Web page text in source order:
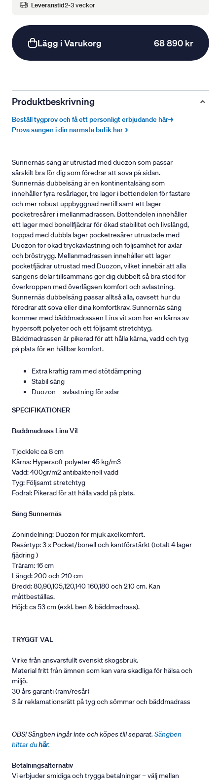
Leveranstid2-3 veckor
Lägg i Varukorg 68 890 kr
Produktbeskrivning
Beställ tygprov och få ett personligt erbjudande här→
Prova sängen i din närmsta butik här→
Sunnernäs säng är utrustad med duozon som passar
särskilt bra för dig som föredrar att sova på sidan.
Sunnernäs dubbelsäng är en kontinentalsäng som
innehåller fyra resårlager, tre lager i bottendelen för fastare
och mer robust uppbyggnad nertill samt ett lager
pocketresårer i mellanmadrassen. Bottendelen innehåller
ett lager med bonellfjädrar för ökad stabilitet och livslängd,
toppad med dubbla lager pocketresårer utrustade med
Duozon för ökad tryckavlastning och följsamhet för axlar
och bröstrygg. Mellanmadrassen innehåller ett lager
pocketfjädrar utrustad med Duozon, vilket innebär att alla
sängens delar tillsammans ger dig dubbelt så bra stöd för
överkroppen med överlägsen komfort och avlastning.
Sunnernäs dubbelsäng passar alltså alla, oavsett hur du
föredrar att sova eller dina komfortkrav. Sunnernäs säng
kommer med bäddmadrassen Lina vit som har en kärna av
hypersoft polyeter och ett följsamt stretchtyg.
Bäddmadrassen är pikerad för att hålla kärna, vadd och tyg
på plats för en hållbar komfort.
Extra kraftig ram med stötdämpning
Stabil säng
Duozon – avlastning för axlar
SPECIFIKATIONER
Bäddmadrass Lina Vit
Tjocklek: ca 8 cm
Kärna: Hypersoft polyeter 45 kg/m3
Vadd: 400gr/m2 antibakteriell vadd
Tyg: Följsamt stretchtyg
Fodral: Pikerad för att hålla vadd på plats.
Säng Sunnernäs
Zonindelning: Duozon för mjuk axelkomfort.
Resårtyp: 3 x Pocket/bonell och kantförstärkt (totalt 4 lager
fjädring )
Träram: 16 cm
Längd: 200 och 210 cm
Bredd: 80,90,105,120,140 160,180 och 210 cm. Kan
måttbeställas.
Höjd: ca 53 cm (exkl. ben & bäddmadrass).
TRYGGT VAL
Virke från ansvarsfullt svenskt skogsbruk.
Material fritt från ämnen som kan vara skadliga för hälsa och
miljö.
30 års garanti (ram/resår)
3 år reklamationsrätt på tyg och sömmar och bäddmadrass
OBS! Sängben ingår inte och köpes till separat. Sängben
hittar duhär.
Betalningsalternativ
Vi erbjuder smidiga och trygga betalningar – välj mellan